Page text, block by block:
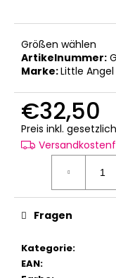
Größen wählen
Artikelnummer:
Marke:Little Angel
€32,50
Preis inkl.
Kategorie:
EAN:
Fragen